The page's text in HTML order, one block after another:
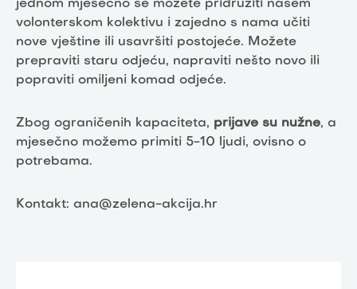
jednom mjesečno se možete pridružiti našem
volonterskom kolektivu i zajedno s nama učiti
nove vještine ili usavršiti postojeće. Možete
prepraviti staru odjeću, napraviti nešto novo ili
popraviti omiljeni komad odjeće.
Zbog ograničenih kapaciteta, prijave su nužne, a
mjesečno možemo primiti 5-10 ljudi, ovisno o
potrebama.
Kontakt: ana@zelena-akcija.hr